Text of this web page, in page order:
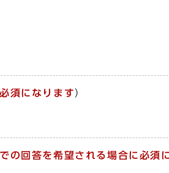
須になります）
の回答を希望される場合に必須